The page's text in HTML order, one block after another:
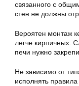
связанного с
стен не должны
Вероятен монтаж
легче кирпичных.
печи нужно
Не зависимо от
исполнять